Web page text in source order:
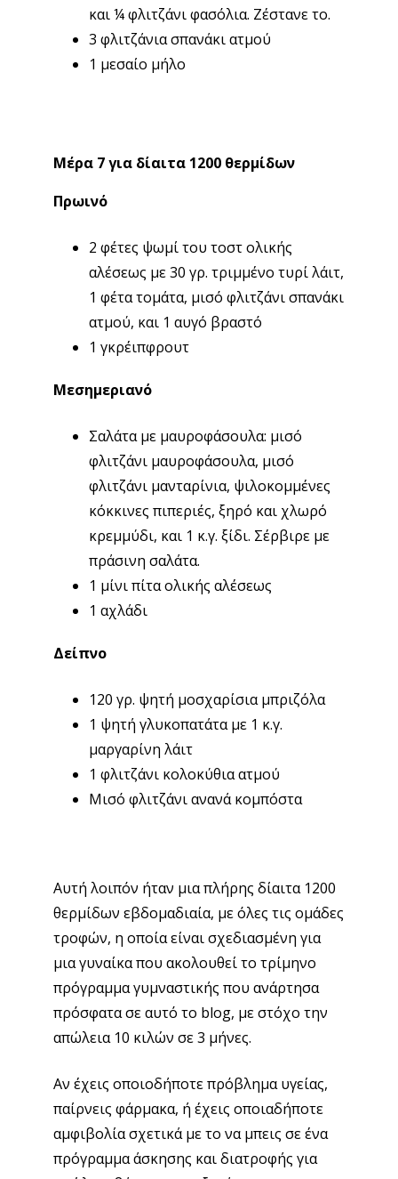
και ¼ φλιτζάνι φασόλια. Ζέστανε το.
3 φλιτζάνια σπανάκι ατμού
1 μεσαίο μήλο
Μέρα 7 για δίαιτα 1200 θερμίδων
Πρωινό
2 φέτες ψωμί του τοστ ολικής
αλέσεως με 30 γρ. τριμμένο τυρί λάιτ,
1 φέτα τομάτα, μισό φλιτζάνι σπανάκι
ατμού, και 1 αυγό βραστό
1 γκρέιπφρουτ
Μεσημεριανό
Σαλάτα με μαυροφάσουλα: μισό
φλιτζάνι μαυροφάσουλα, μισό
φλιτζάνι μανταρίνια, ψιλοκομμένες
κόκκινες πιπεριές, ξηρό και χλωρό
κρεμμύδι, και 1 κ.γ. ξίδι. Σέρβιρε με
πράσινη σαλάτα.
1 μίνι πίτα ολικής αλέσεως
1 αχλάδι
Δείπνο
120 γρ. ψητή μοσχαρίσια μπριζόλα
1 ψητή γλυκοπατάτα με 1 κ.γ.
μαργαρίνη λάιτ
1 φλιτζάνι κολοκύθια ατμού
Μισό φλιτζάνι ανανά κομπόστα
Αυτή λοιπόν ήταν μια πλήρης δίαιτα 1200
θερμίδων εβδομαδιαία, με όλες τις ομάδες
τροφών, η οποία είναι σχεδιασμένη για
μια γυναίκα που ακολουθεί το τρίμηνο
πρόγραμμα γυμναστικής που ανάρτησα
πρόσφατα σε αυτό το blog, με στόχο την
απώλεια 10 κιλών σε 3 μήνες.
Αν έχεις οποιοδήποτε πρόβλημα υγείας,
παίρνεις φάρμακα, ή έχεις οποιαδήποτε
αμφιβολία σχετικά με το να μπεις σε ένα
πρόγραμμα άσκησης και διατροφής για